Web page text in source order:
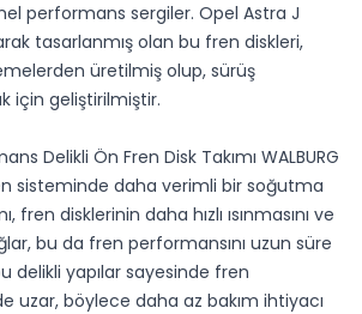
performans sergiler. Opel Astra J
tasarlanmış olan bu fren diskleri,
üretilmiş olup, sürüş
için geliştirilmiştir.
Delikli Ön Fren Disk Takımı WALBURG
sisteminde daha verimli bir soğutma
fren disklerinin daha hızlı ısınmasını ve
bu da fren performansını uzun süre
delikli yapılar sayesinde fren
uzar, böylece daha az bakım ihtiyacı